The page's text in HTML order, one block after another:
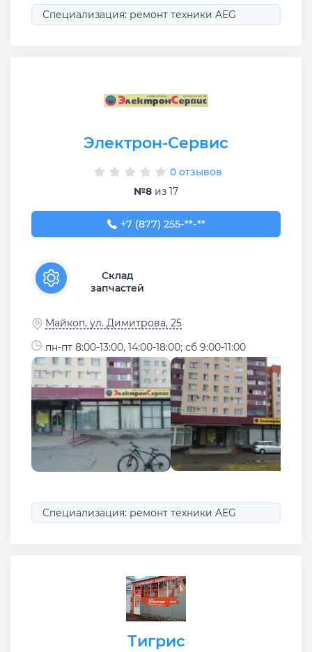
Специализация: ремонт техники AEG
Электрон-Сервис
0 отзывов
№8 из 17
+7 (877) 255-62-38
+7 (877) 255-**-**
Склад
запчастей
Майкоп, ул. Димитрова, 25
пн-пт 8:00-13:00, 14:00-18:00; сб 9:00-11:00
Специализация: ремонт техники AEG
Тигрис